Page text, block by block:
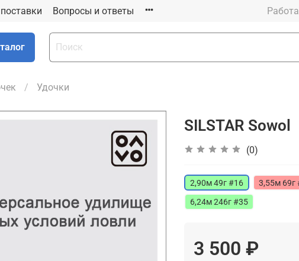
Вопросы и ответы
Удочки
SILSTAR Sowol
(0)
2,90м 49г #16 3,55м 69г
6,24м 246г #35
3 500 ₽